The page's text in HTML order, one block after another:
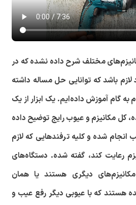
مختلف شرح داده نشده که در
باشد که توانایی حل مساله داشته
به گام آموزش داده‌ایم. یک ابزار از یک
کل مکانیزم و عیوب رایج توضیح داده
شده و کلیه ترفندهایی که لازم
رعایت کند، گفته شده. دستگاه‌های
دیگری هستند یا همان
هستند که با عیوبی دیگر رفع عیب و